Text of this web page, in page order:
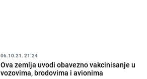
06.10.21. 21:24
Ova zemlja uvodi obavezno vakcinisanje u
vozovima, brodovima i avionima